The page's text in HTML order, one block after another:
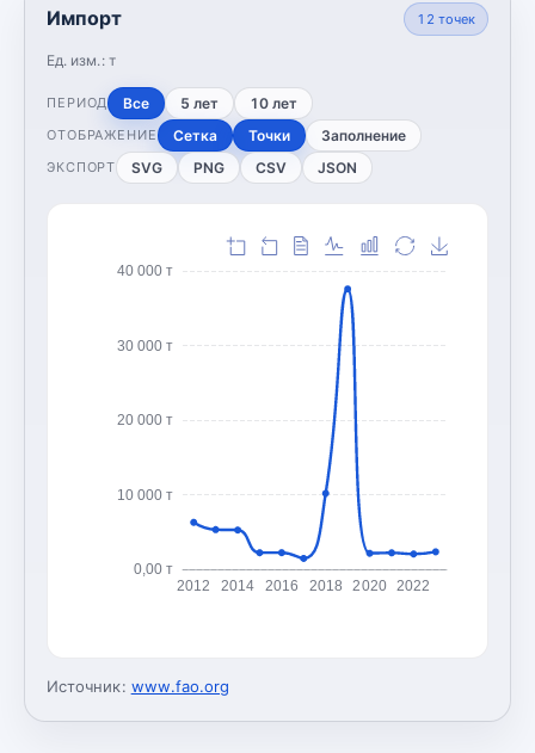
Импорт
Ед. изм.: т
12 точек
ПЕРИОД Все 5 лет 10 лет
ОТОБРАЖЕНИЕ Сетка Точки Заполнение
ЭКСПОРТ SVG PNG CSV JSON
0,00 т
10 000 т
20 000 т
30 000 т
40 000 т
2012 2014 2016 2018 2020 2022
Источник: www.fao.org